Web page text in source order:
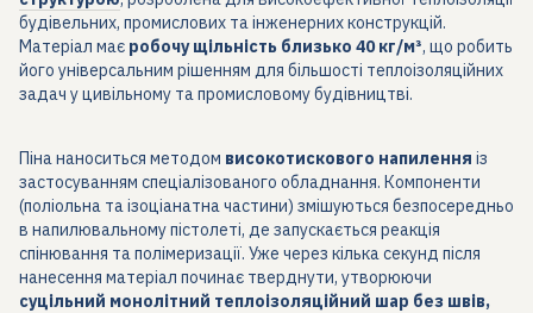
будівельних, промислових та інженерних конструкцій.
Матеріал має робочу щільність близько 40 кг/м³, що робить
його універсальним рішенням для більшості теплоізоляційних
задач у цивільному та промисловому будівництві.
Піна наноситься методом високотискового напилення із
застосуванням спеціалізованого обладнання. Компоненти
(поліольна та ізоціанатна частини) змішуються безпосередньо
в напилювальному пістолеті, де запускається реакція
спінювання та полімеризації. Уже через кілька секунд після
нанесення матеріал починає тверднути, утворюючи
суцільний монолітний теплоізоляційний шар без швів,